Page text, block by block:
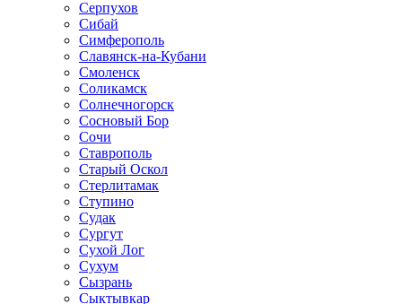
Серпухов
Сибай
Симферополь
Славянск-на-Кубани
Смоленск
Соликамск
Солнечногорск
Сосновый Бор
Сочи
Ставрополь
Старый Оскол
Стерлитамак
Ступино
Судак
Сургут
Сухой Лог
Сухум
Сызрань
Сыктывкар